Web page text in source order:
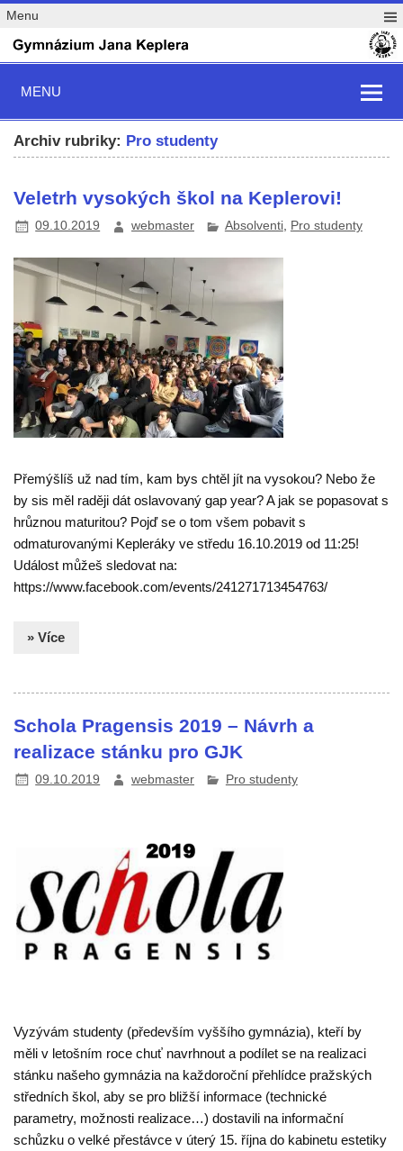
Menu
MENU
Archiv rubriky: Pro studenty
Veletrh vysokých škol na Keplerovi!
09.10.2019 webmaster Absolventi, Pro studenty
Přemýšlíš už nad tím, kam bys chtěl jít na vysokou? Nebo že
by sis měl raději dát oslavovaný gap year? A jak se popasovat s
hrůznou maturitou? Pojď se o tom všem pobavit s
odmaturovanými Kepleráky ve středu 16.10.2019 od 11:25!
Událost můžeš sledovat na:
https://www.facebook.com/events/241271713454763/
» Více
Schola Pragensis 2019 – Návrh a
realizace stánku pro GJK
09.10.2019 webmaster Pro studenty
Vyzývám studenty (především vyššího gymnázia), kteří by
měli v letošním roce chuť navrhnout a podílet se na realizaci
stánku našeho gymnázia na každoroční přehlídce pražských
středních škol, aby se pro bližší informace (technické
parametry, možnosti realizace…) dostavili na informační
schůzku o velké přestávce v úterý 15. října do kabinetu estetiky